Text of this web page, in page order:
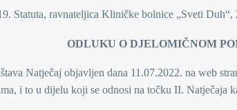
Statuta, ravnateljica Kliničke bolnice „Sveti
ODLUKU O DJELOMIČNOM
Natječaj objavljen dana 11.07.2022. na web
i to u dijelu koji se odnosi na točku II. Natječaja